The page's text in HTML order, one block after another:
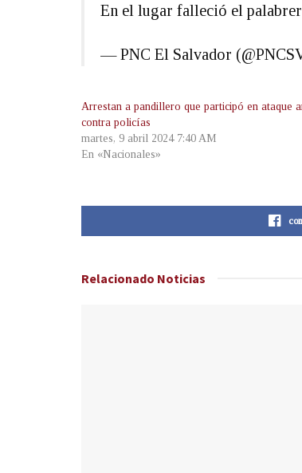
En el lugar falleció el
— PNC El Salvador
Arrestan a pandillero que participó en ataque
contra policías
martes, 9 abril 2024 7:40 AM
En «Nacionales»
Relacionado Noticias